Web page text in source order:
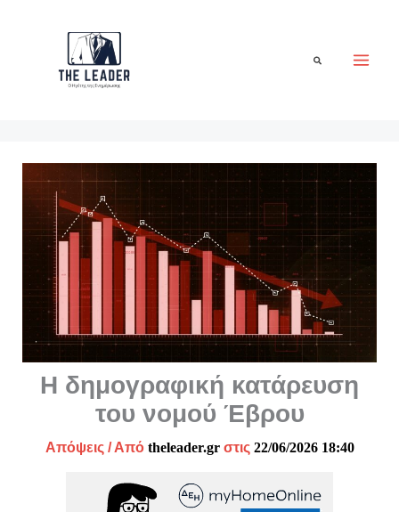
Αναζήτηση
Η δημογραφική κατάρευση
του νομού Έβρου
Απόψεις/ Από theleader.gr στις 22/06/2026 18:40